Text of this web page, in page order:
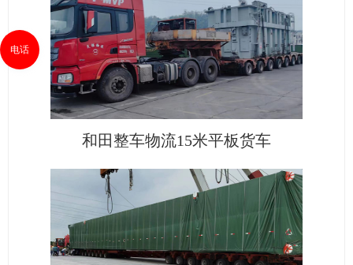
和田整车物流15米平板货车
电话